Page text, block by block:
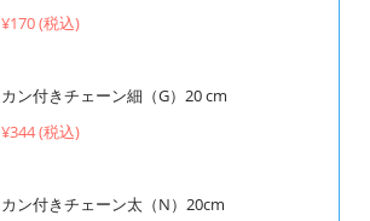
¥170 (税込)
カン付きチェーン細（G）20 cm
¥344 (税込)
カン付きチェーン太（N）20cm